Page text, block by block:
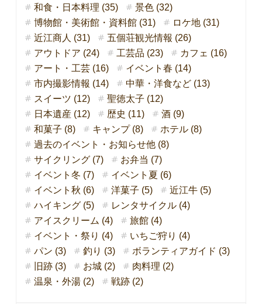
和食・日本料理 (35)
景色 (32)
博物館・美術館・資料館 (31)
ロケ地 (31)
近江商人 (31)
五個荘観光情報 (26)
アウトドア (24)
工芸品 (23)
カフェ (16)
アート・工芸 (16)
イベント春 (14)
市内撮影情報 (14)
中華・洋食など (13)
スイーツ (12)
聖徳太子 (12)
日本遺産 (12)
歴史 (11)
酒 (9)
和菓子 (8)
キャンプ (8)
ホテル (8)
過去のイベント・お知らせ他 (8)
サイクリング (7)
お弁当 (7)
イベント冬 (7)
イベント夏 (6)
イベント秋 (6)
洋菓子 (5)
近江牛 (5)
ハイキング (5)
レンタサイクル (4)
アイスクリーム (4)
旅館 (4)
イベント・祭り (4)
いちご狩り (4)
パン (3)
釣り (3)
ボランティアガイド (3)
旧跡 (3)
お城 (2)
肉料理 (2)
温泉・外湯 (2)
戦跡 (2)